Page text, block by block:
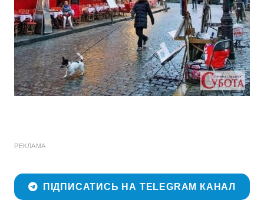
РЕКЛАМА
ПІДПИСАТИСЬ НА TELEGRAM КАНАЛ